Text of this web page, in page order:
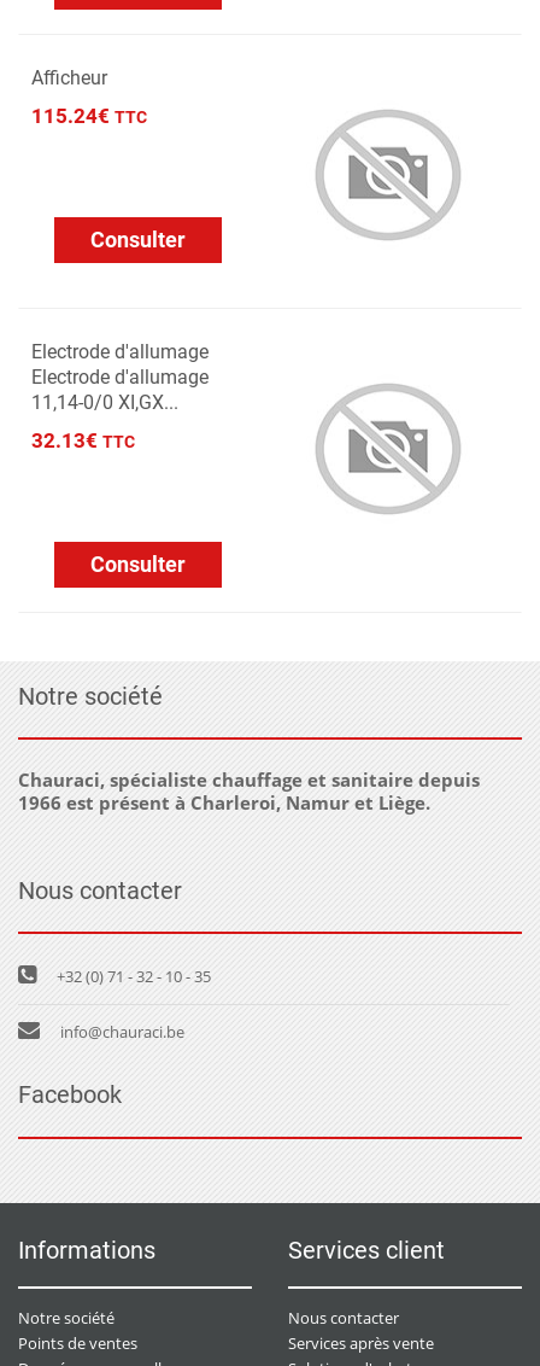
Afficheur
115.24€ TTC
Consulter
Electrode d'allumage
Electrode d'allumage
11,14-0/0 XI,GX...
32.13€ TTC
Consulter
Notre société
Chauraci, spécialiste chauffage et sanitaire depuis
1966 est présent à Charleroi, Namur et Liège.
Nous contacter
+32 (0) 71 - 32 - 10 - 35
info@chauraci.be
Facebook
Informations
Notre société
Points de ventes
Services client
Nous contacter
Services après vente